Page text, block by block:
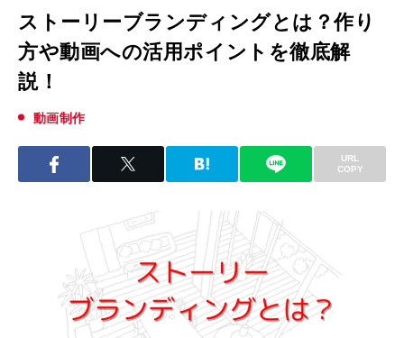
ストーリーブランディングとは？作り
方や動画への活用ポイントを徹底解
説！
動画制作
URL
COPY